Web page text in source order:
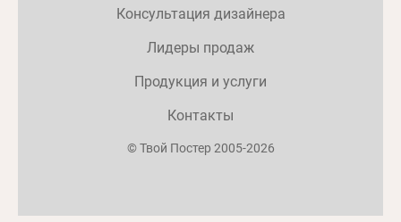
© Твой Постер 2005-2026
Консультация дизайнера
Лидеры продаж
Продукция и услуги
Контакты